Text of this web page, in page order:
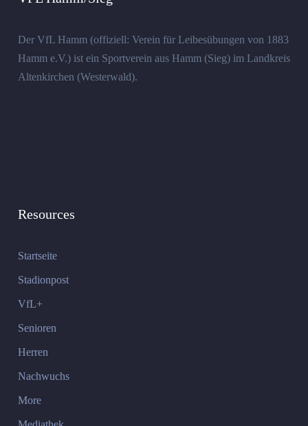
Der VfL Hamm (offiziell: Verein für Leibesübungen von 1883
Hamm e.V.) ist ein Sportverein aus Hamm (Sieg) im Landkreis
Altenkirchen (Westerwald).
Resources
Startseite
Stadionpost
VfL+
Senioren
Herren
Nachwuchs
More